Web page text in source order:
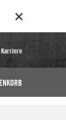
Karriere